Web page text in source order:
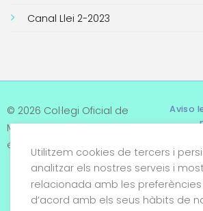
Canal Llei 2-2023
© 2026 Col·legi Oficial de
Metges de Tarragona. Tots
els drets reservats
Aviso
Utilitzem cookies de tercers i
analitzar els nostres serveis i
relacionada amb les preferències
d’acord amb els seus hàbits de